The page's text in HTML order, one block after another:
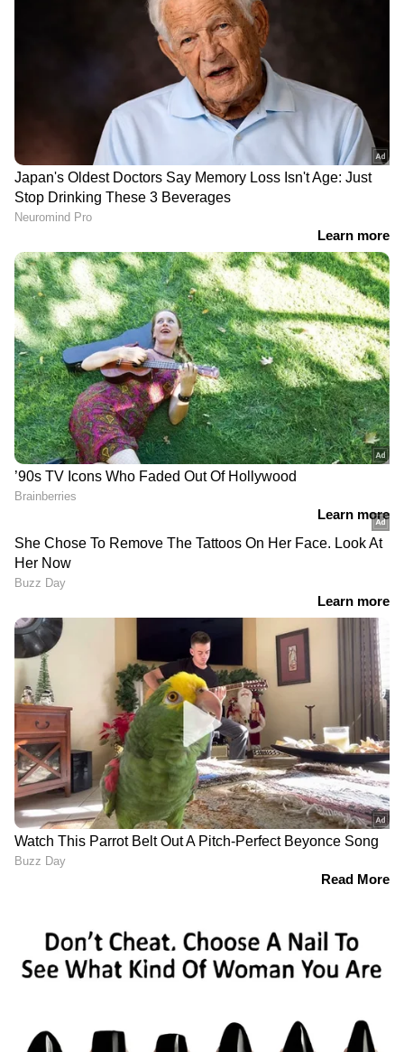
*20 സെക്കന്റ് കൈ കഴുകുക വളരെ പ്രധാനം*
കൊണ്ട് കൈ കഴുകുന്നതാണ് ഫലപ്രദമായ
രീതി. ഇങ്ങനെ സോപ്പുപയോഗിച്ച്
ഉൾപ്പെടെയുള്ള അണുബാധ പകരുന്നത്